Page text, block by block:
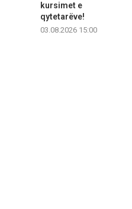
kursimet e
qytetarëve!
03.08.2026 15:00